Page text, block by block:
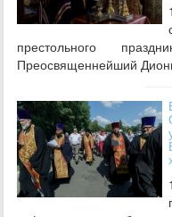
престольного
Преосвященнейший